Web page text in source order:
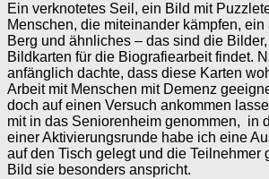
Ein verknotetes Seil, ein Bild mit
Menschen, die miteinander kämpfen, ein
Berg und ähnliches – das sind die
Bildkarten für die Biografiearbeit findet.
anfänglich dachte, dass diese Karten
Arbeit mit Menschen mit Demenz
doch auf einen Versuch ankommen
mit in das Seniorenheim genommen, in
einer Aktivierungsrunde habe ich eine
auf den Tisch gelegt und die Teilnehmer
Bild sie besonders anspricht.